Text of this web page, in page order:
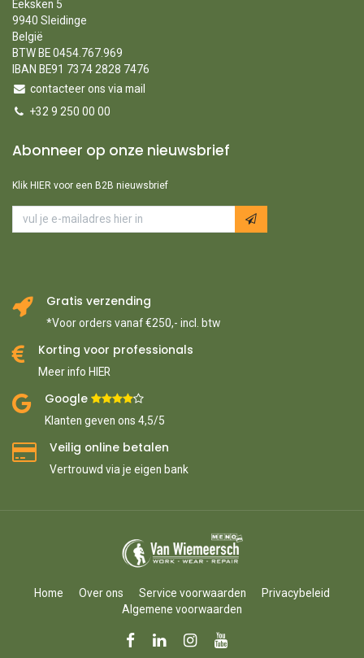
Eeksken 5
9940 Sleidinge
België
BTW BE 0454.767.969
IBAN BE91 7374 2828 7476
contacteer ons via mail
+32 9 250 00 00
Abonneer op onze nieuwsbrief
Klik HIER voor een B2B nieuwsbrief
Gratis verzending
*Voor orders vanaf €250,- incl. btw
Korting voor professionals
Meer info HIER
Google ​
Klanten geven ons 4,5/5
Veilig online betalen
Vertrouwd via je eigen bank
Home Over ons Service voorwaarden
Privacybeleid
Algemene voorwaarden